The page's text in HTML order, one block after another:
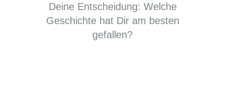
Deine Entscheidung: Welche
Geschichte hat Dir am besten
gefallen?